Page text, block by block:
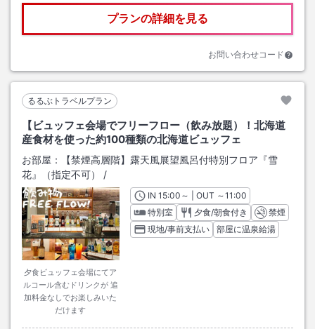
プランの詳細を見る
お問い合わせコード
るるぶトラベルプラン
【ビュッフェ会場でフリーフロー（飲み放題）！北海道
産食材を使った約100種類の北海道ビュッフェ
お部屋：
【禁煙高層階】露天風展望風呂付特別フロア『雪
花』（指定不可）
/
夕食ビュッフェ会場にてア
ルコール含むドリンクが 追
加料金なしでお楽しみいた
だけます
INチェックイン
15:00 ～ | OUT チェックアウト
～11:00
特別室
夕食/朝食付き
禁煙
現地/事前支払い
部屋に温泉給湯